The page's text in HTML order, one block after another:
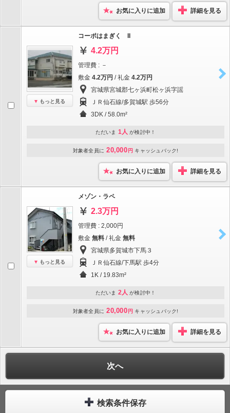
お気に入りに追加 詳細を見る
もっと見る
コーポはまぎく II
4.2万円
管理費 : －
敷金 4.2万円 / 礼金 4.2万円
宮城県宮城郡七ヶ浜町松ヶ浜字謡
ＪＲ仙石線/多賀城駅 歩56分
3DK / 58.0m²
ただいま 1人 が検討中！
対象者全員に 20,000 円 キャッシュバック!
お気に入りに追加 詳細を見る
もっと見る
メゾン・ラペ
2.3万円
管理費 : 2,000円
敷金 無料 / 礼金 無料
宮城県多賀城市下馬３
ＪＲ仙石線/下馬駅 歩4分
1K / 19.83m²
ただいま 2人 が検討中！
対象者全員に 20,000 円 キャッシュバック!
お気に入りに追加 詳細を見る
次へ
検索条件保存